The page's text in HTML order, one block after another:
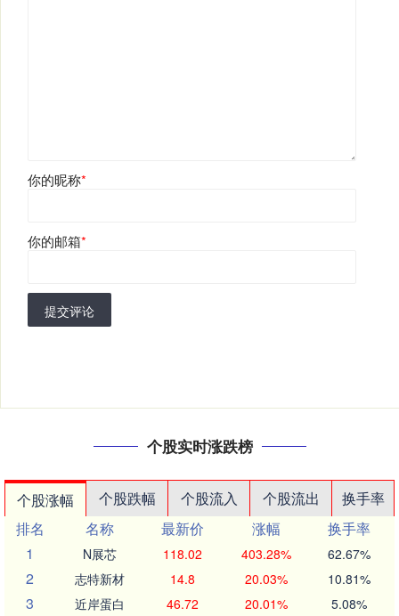
你的昵称*
你的邮箱*
提交评论
个股实时涨跌榜
个股涨幅 个股跌幅 个股流入 个股流出
换手率
排名
名称 最新价 涨幅
换手率
1
N展芯 118.02 403.28% 62.67%
2 志特新材 14.8 20.03% 10.81%
3 近岸蛋白 46.72 20.01% 5.08%